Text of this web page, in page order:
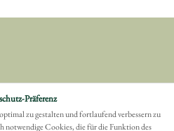
Präferenz
zu gestalten und fortlaufend verbessern zu
notwendige Cookies, die für die Funktion des